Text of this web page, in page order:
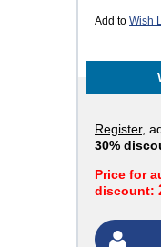
Add to Wish
Register,
30%
Price for
discount: